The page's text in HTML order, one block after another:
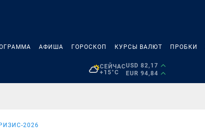
АФИША ГОРОСКОП КУРСЫ ВАЛЮТ ПРОБКИ
СЕЙЧАС
+15°C
USD 82,17
EUR 94,84
2026